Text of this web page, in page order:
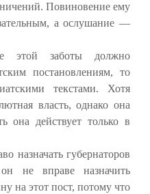
Повиновение ему
а ослушание —
этой заботы должно
постановлениям, то
текстами. Хотя
власть, однако она
она действует только в
назначать губернаторов
не вправе назначить
на этот пост, потому что